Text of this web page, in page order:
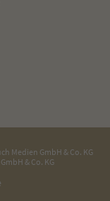
Medien GmbH & Co. KG
& Co. KG